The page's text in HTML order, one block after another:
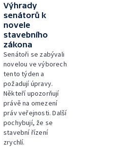
Výhrady
senátorů k
novele
stavebního
zákona
Senátoři se zabývali
novelou ve výborech
tento týden a
požadují úpravy.
Někteří upozorňují
právě na omezení
práv veřejnosti. Další
pochybují, že se
stavební řízení
zrychlí.